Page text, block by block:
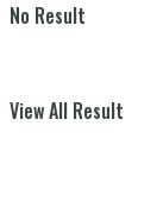
No Result
View All Result